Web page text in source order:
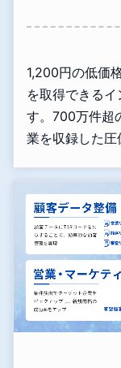
1,200円の低価
を取得できる
す。700万件超
業を収録した圧